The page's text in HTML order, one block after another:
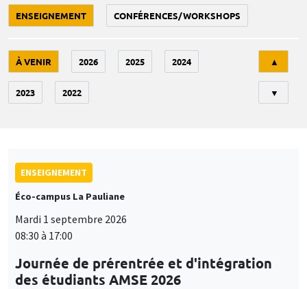
ENSEIGNEMENT CONFÉRENCES/WORKSHOPS
À VENIR 2026 2025 2024
2023 2022
▲
▼
ENSEIGNEMENT
Éco-campus La Pauliane
Mardi 1 septembre 2026
08:30 à 17:00
Journée de prérentrée et d'intégration
des étudiants AMSE 2026